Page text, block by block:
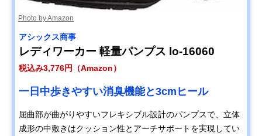
Photo by Amazon
アシックス商事
レディワーカー 軽量パンプス lo-16060
税込み3,776円（Amazon）
一日中歩きやすい消臭機能と3cmヒール
屈曲部が曲がりやすいフレキシブル設計のパンプスで、立体
成形の中敷きはクッション性とアーチサポートを実現してい